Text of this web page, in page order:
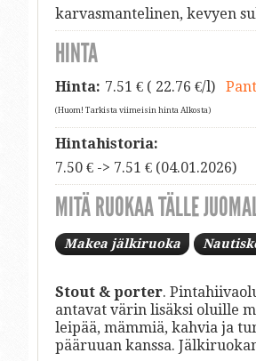
karvasmantelinen, kevyen
HINTA
Hinta: 7.51 € ( 22.76 €/l)
(Huom! Tarkista viimeisin hinta Alkosta)
Hintahistoria:
7.50 € -> 7.51 € (04.01.2026)
MITÄ RUOKAA TÄLLE
Makea jälkiruoka
Stout & porter.
antavat värin lisäksi oluille
leipää, mämmiä, kahvia ja
pääruuan kanssa.